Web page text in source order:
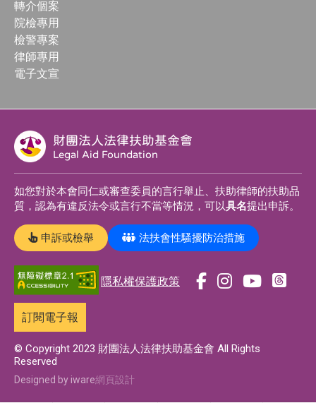
轉介個案
院檢專用
檢警專案
律師專用
電子文宣
財團法人法律扶助基金會
Legal Aid Foundation
如您對於本會同仁或審查委員的言行舉止、扶助律師的扶助品
質，認為有違反法令或言行不當等情況，可以具名提出申訴。
申訴或檢舉 法扶會性騷擾防治措施
隱私權保護政策
a
n
o
訂閱電子報
© Copyright 2023 財團法人法律扶助基金會 All Rights
Reserved
Designed by iware網頁設計